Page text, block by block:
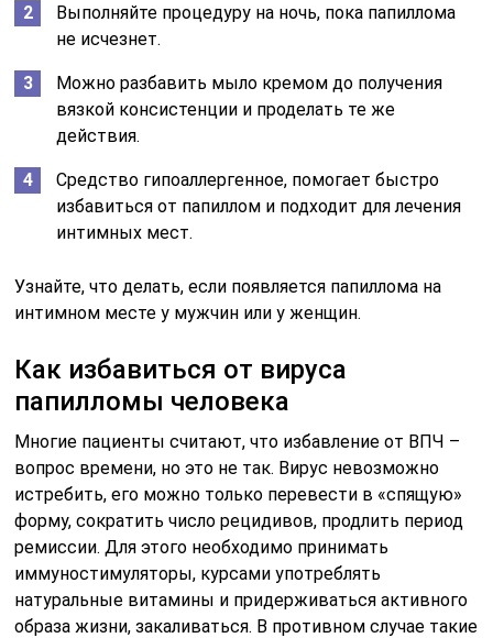
Выполняйте процедуру на ночь, пока папиллома
не исчезнет.
Можно разбавить мыло кремом до получения
вязкой консистенции и проделать те же
действия.
Средство гипоаллергенное, помогает быстро
избавиться от папиллом и подходит для лечения
интимных мест.
Узнайте, что делать, если появляется папиллома на
интимном месте у мужчин или у женщин.
Как избавиться от вируса
папилломы человека
Многие пациенты считают, что избавление от ВПЧ –
вопрос времени, но это не так. Вирус невозможно
истребить, его можно только перевести в «спящую»
форму, сократить число рецидивов, продлить период
ремиссии. Для этого необходимо принимать
иммуностимуляторы, курсами употреблять
натуральные витамины и придерживаться активного
образа жизни, закаливаться. В противном случае такие